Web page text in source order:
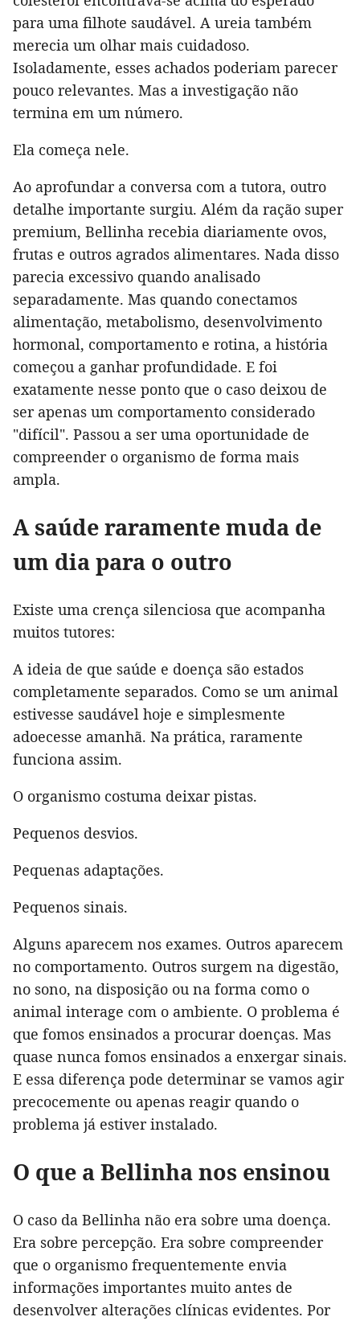
para uma filhote saudável. A ureia também
merecia um olhar mais cuidadoso.
Isoladamente, esses achados poderiam parecer
pouco relevantes. Mas a investigação não
termina em um número.
Ela começa nele.
Ao aprofundar a conversa com a tutora, outro
detalhe importante surgiu. Além da ração super
premium, Bellinha recebia diariamente ovos,
frutas e outros agrados alimentares. Nada disso
parecia excessivo quando analisado
separadamente. Mas quando conectamos
alimentação, metabolismo, desenvolvimento
hormonal, comportamento e rotina, a história
começou a ganhar profundidade. E foi
exatamente nesse ponto que o caso deixou de
ser apenas um comportamento considerado
"difícil". Passou a ser uma oportunidade de
compreender o organismo de forma mais
ampla.
A saúde raramente muda de
um dia para o outro
Existe uma crença silenciosa que acompanha
muitos tutores:
A ideia de que saúde e doença são estados
completamente separados. Como se um animal
estivesse saudável hoje e simplesmente
adoecesse amanhã. Na prática, raramente
funciona assim.
O organismo costuma deixar pistas.
Pequenos desvios.
Pequenas adaptações.
Pequenos sinais.
Alguns aparecem nos exames. Outros aparecem
no comportamento. Outros surgem na digestão,
no sono, na disposição ou na forma como o
animal interage com o ambiente. O problema é
que fomos ensinados a procurar doenças. Mas
quase nunca fomos ensinados a enxergar sinais.
E essa diferença pode determinar se vamos agir
precocemente ou apenas reagir quando o
problema já estiver instalado.
O que a Bellinha nos ensinou
O caso da Bellinha não era sobre uma doença.
Era sobre percepção. Era sobre compreender
que o organismo frequentemente envia
informações importantes muito antes de
desenvolver alterações clínicas evidentes. Por